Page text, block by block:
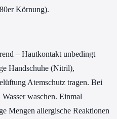
Körnung).
– Hautkontakt unbedingt
Handschuhe (Nitril),
Atemschutz tragen. Bei
waschen. Einmal
Mengen allergische Reaktionen